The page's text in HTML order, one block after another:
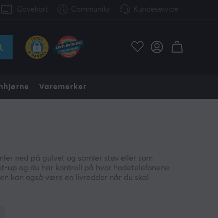
Gavekort Community Kundeservice
Varemerker
ned på gulvet og samler støv eller som
up og du har kontroll på hvor hodetelefonene
kan også være en livredder når du skal
hodetelefonsettet også brukes til andre